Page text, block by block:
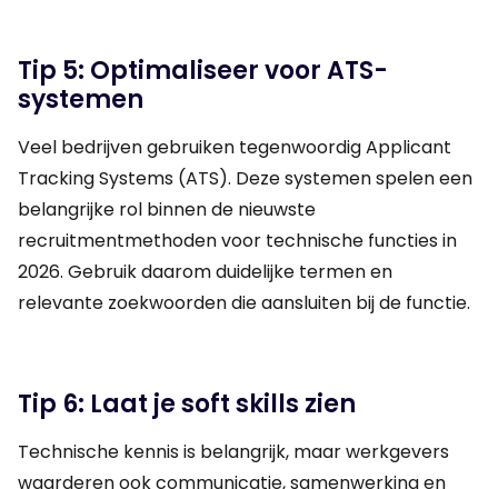
Tip 5: Optimaliseer voor ATS-
systemen
Veel bedrijven gebruiken tegenwoordig Applicant
Tracking Systems (ATS). Deze systemen spelen een
belangrijke rol binnen de nieuwste
recruitmentmethoden voor technische functies in
2026. Gebruik daarom duidelijke termen en
relevante zoekwoorden die aansluiten bij de functie.
Tip 6: Laat je soft skills zien
Technische kennis is belangrijk, maar werkgevers
waarderen ook communicatie, samenwerking en